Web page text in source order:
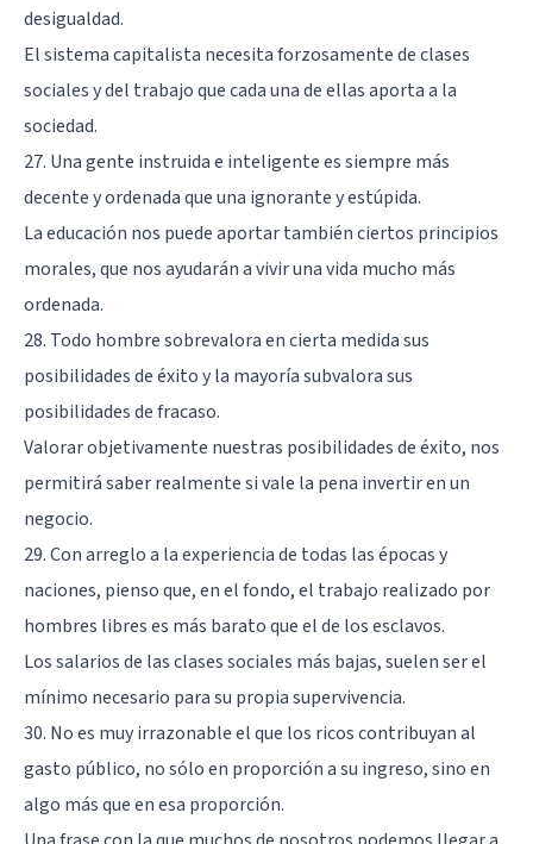
desigualdad.
El sistema capitalista necesita forzosamente de clases
sociales y del trabajo que cada una de ellas aporta a la
sociedad.
27. Una gente instruida e inteligente es siempre más
decente y ordenada que una ignorante y estúpida.
La educación nos puede aportar también ciertos principios
morales, que nos ayudarán a vivir una vida mucho más
ordenada.
28. Todo hombre sobrevalora en cierta medida sus
posibilidades de éxito y la mayoría subvalora sus
posibilidades de fracaso.
Valorar objetivamente nuestras posibilidades de éxito, nos
permitirá saber realmente si vale la pena invertir en un
negocio.
29. Con arreglo a la experiencia de todas las épocas y
naciones, pienso que, en el fondo, el trabajo realizado por
hombres libres es más barato que el de los esclavos.
Los salarios de las clases sociales más bajas, suelen ser el
mínimo necesario para su propia supervivencia.
30. No es muy irrazonable el que los ricos contribuyan al
gasto público, no sólo en proporción a su ingreso, sino en
algo más que en esa proporción.